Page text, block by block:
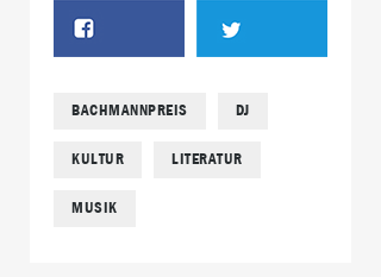
BACHMANNPREIS DJ
KULTUR LITERATUR
MUSIK